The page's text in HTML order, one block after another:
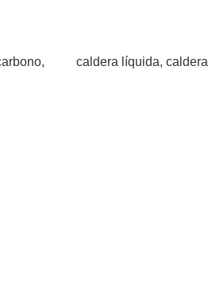
carbono, caldera líquida, caldera